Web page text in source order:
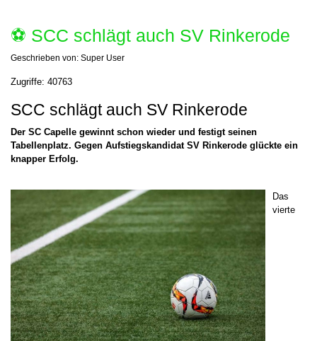
⚽️ SCC schlägt auch SV Rinkerode
Geschrieben von: Super User
Zugriffe: 40763
SCC schlägt auch SV Rinkerode
Der SC Capelle gewinnt schon wieder und festigt seinen
Tabellenplatz. Gegen Aufstiegskandidat SV Rinkerode glückte ein
knapper Erfolg.
Das
vierte